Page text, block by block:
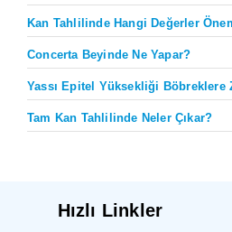
Kan Tahlilinde Hangi Değerler
Concerta Beyinde Ne Yapar?
Yassı Epitel Yüksekliği Böbreklere
Tam Kan Tahlilinde Neler Çıkar?
Hızlı Linkler